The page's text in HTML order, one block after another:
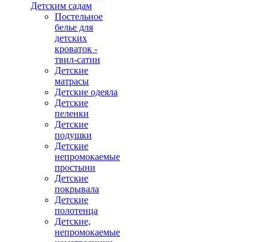
Детским садам
Постельное
белье для
детских
кроваток -
твил-сатин
Детские
матрасы
Детские одеяла
Детские
пеленки
Детские
подушки
Детские
непромокаемые
простыни
Детские
покрывала
Детские
полотенца
Детские,
непромокаемые